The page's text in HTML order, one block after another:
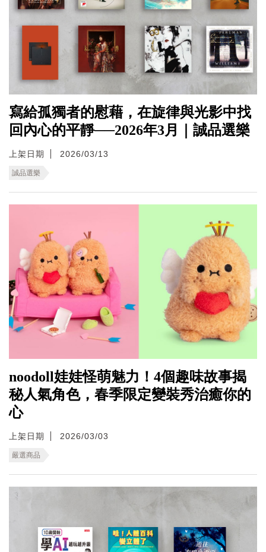
寫給孤獨者的慰藉，在旋律與光影中找
回內心的平靜──2026年3月｜誠品選樂
上架日期 2026/03/13
誠品選樂
noodoll娃娃怪萌魅力！4個趣味故事揭
秘人氣角色，春季限定變裝秀治癒你的
心
上架日期 2026/03/03
嚴選商品